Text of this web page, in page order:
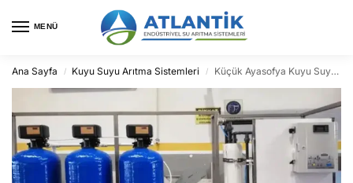
MENÜ
Ana Sayfa / Kuyu Suyu Arıtma Sistemleri / Küçük Ayasofya Kuyu Suyu Arıtma